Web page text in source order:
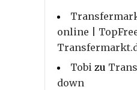
online |
Tobi zu
down